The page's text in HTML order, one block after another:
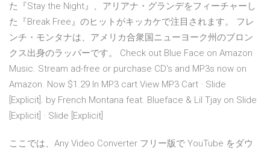
た『Stay the Night』、アリアナ・グランデをフィーチャーし
た『Break Free』のヒットがキッカケで注目されます。 フレ
ンチ・モンタナは、アメリカ合衆国ニューヨーク州のブロン
クス出身のラッパーです。 Check out Blue Face on Amazon
Music. Stream ad-free or purchase CD's and MP3s now on
Amazon. Now $1.29 In MP3 cart View MP3 Cart · Slide
[Explicit]. by French Montana feat. Blueface & Lil Tjay on Slide
[Explicit] · Slide [Explicit]
ここでは、Any Video Converter フリー版で YouTube をダウ